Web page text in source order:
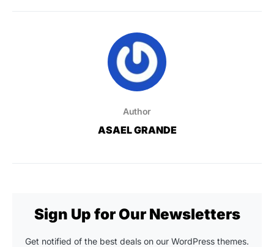
Author
ASAEL GRANDE
Sign Up for Our Newsletters
Get notified of the best deals on our WordPress themes.